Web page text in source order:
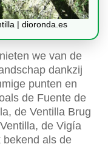
| dioronda.es
we van de
dankzij
punten en
de Fuente de
de Ventilla Brug
de Vigía
bekend als de